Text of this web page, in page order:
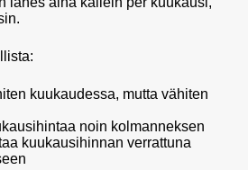
kuukaudessa, mutta vähiten
noin kolmanneksen
kuukausihinnan verrattuna